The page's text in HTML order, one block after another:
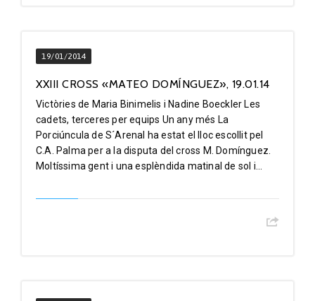
19/01/2014
XXIII CROSS «MATEO DOMÍNGUEZ», 19.01.14
Victòries de Maria Binimelis i Nadine Boeckler Les
cadets, terceres per equips Un any més La
Porciúncula de S´Arenal ha estat el lloc escollit pel
C.A. Palma per a la disputa del cross M. Domínguez.
Moltíssima gent i una esplèndida matinal de sol i...